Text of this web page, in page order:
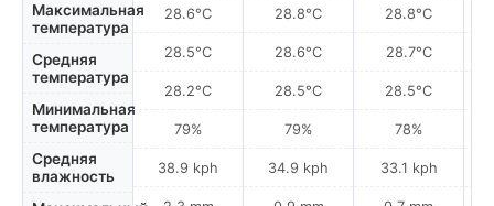
Максимальная
температура
Средняя
температура
Минимальная
температура
Средняя
влажность
28.6°C
28.5°C
28.2°C
79%
38.9 kph
28.8°C
28.6°C
28.5°C
79%
34.9 kph
28.8°C
28.7°C
28.5°C
78%
33.1 kph